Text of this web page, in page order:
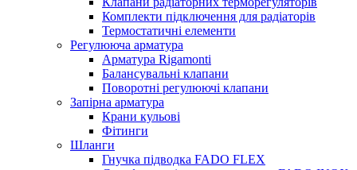
Комплекти підключення для радіаторів
Термостатичні елементи
Регулююча арматура
Арматура Rigamonti
Балансувальні клапани
Поворотні регулюючі клапани
Запірна арматура
Крани кульові
Фітинги
Шланги
Гнучка підводка FADO FLEX